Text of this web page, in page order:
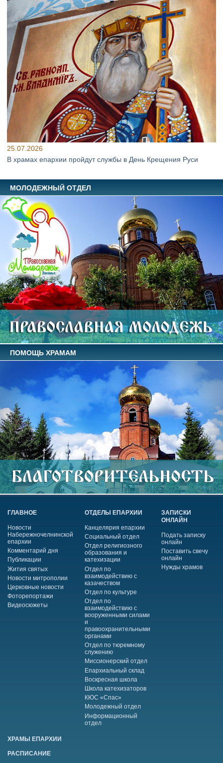
25.07.2026
В храмах епархии пройдут службы в День Крещения Руси
МОЛОДЕЖНЫЙ ОТДЕЛ
ПОМОЩЬ ХРАМАМ
ГЛАВНОЕ
Новости
Набережночелнинской
епархии
Комментарий дня
Публикации
Жития святых
Новости митрополии
Церковные новости
Фоторепортажи
Видеосюжеты
ОТДЕЛЫ ЕПАРХИИ
Канцелярия епархии
Социальный отдел
Отдел религиозного
образования и
катехизации
Отдел по
взаимодействию с
казачеством
Отдел по культуре
Отдел по
взаимодействию с
вооруженными силами
и
правоохранительными
органами
Отдел по тюремному
служению
Миссионерский отдел
Епархиальный склад
Воскресная школа
Школа катехизаторов
КЮС «Спас»
Молодежный отдел
Информационный
отдел
ЗАПИСКИ
ОНЛАЙН
Подать записку
онлайн
Поставить свечу
онлайн
Нужды храмов
ХРАМЫ ЕПАРХИИ
РАСПИСАНИЕ